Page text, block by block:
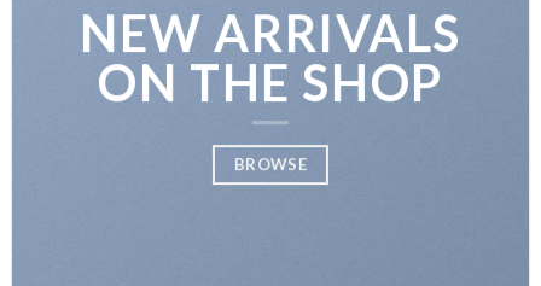
NEW ARRIVALS
ON THE SHOP
BROWSE